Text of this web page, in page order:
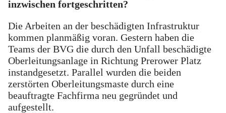
inzwischen fortgeschritten?
Die Arbeiten an der beschädigten Infrastruktur
kommen planmäßig voran. Gestern haben die
Teams der BVG die durch den Unfall beschädigte
Oberleitungsanlage in Richtung Prerower Platz
instandgesetzt. Parallel wurden die beiden
zerstörten Oberleitungsmaste durch eine
beauftragte Fachfirma neu gegründet und
aufgestellt.